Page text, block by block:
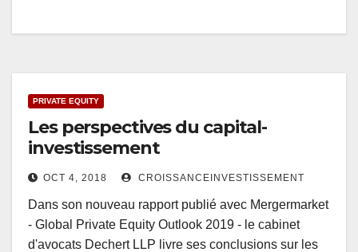
PRIVATE EQUITY
Les perspectives du capital-
investissement
OCT 4, 2018 CROISSANCEINVESTISSEMENT
Dans son nouveau rapport publié avec Mergermarket
- Global Private Equity Outlook 2019 - le cabinet
d'avocats Dechert LLP livre ses conclusions sur les